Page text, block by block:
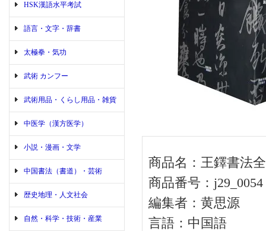
HSK漢語水平考試
語言・文字・辞書
太極拳・気功
武術 カンフー
武術用品・くらし用品・雑貨
中医学（漢方医学）
小説・漫画・文学
中国書法（書道）・芸術
歴史地理・人文社会
自然・科学・技術・産業
商品名：王鐸書法
商品番号：j29_0054
編集者：黄思源
言語：中国語